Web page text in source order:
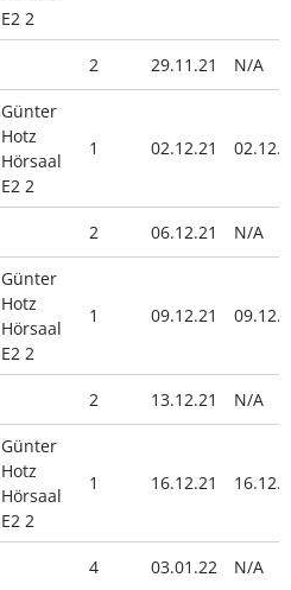
E2 2
2 29.11.21 N/A
Günter
Hotz
Hörsaal
E2 2
1 02.12.21
2 06.12.21 N/A
Günter
Hotz
Hörsaal
E2 2
1 09.12.21
2 13.12.21 N/A
Günter
Hotz
Hörsaal
E2 2
1 16.12.21
4 03.01.22 N/A